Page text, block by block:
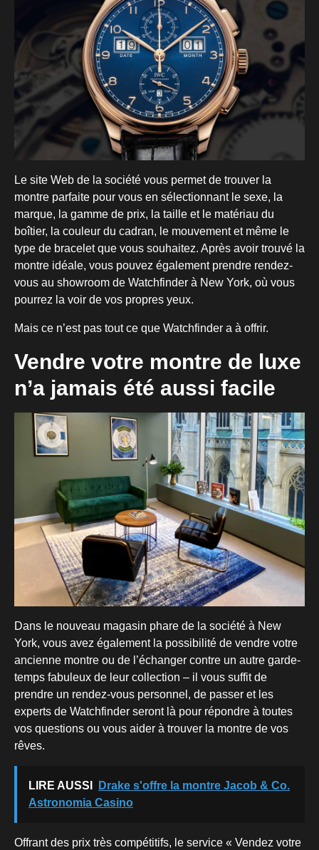
Le site Web de la société vous permet de trouver la
montre parfaite pour vous en sélectionnant le sexe, la
marque, la gamme de prix, la taille et le matériau du
boîtier, la couleur du cadran, le mouvement et même le
type de bracelet que vous souhaitez. Après avoir trouvé la
montre idéale, vous pouvez également prendre rendez-
vous au showroom de Watchfinder à New York, où vous
pourrez la voir de vos propres yeux.
Mais ce n’est pas tout ce que Watchfinder a à offrir.
Vendre votre montre de luxe
n’a jamais été aussi facile
Dans le nouveau magasin phare de la société à New
York, vous avez également la possibilité de vendre votre
ancienne montre ou de l’échanger contre un autre garde-
temps fabuleux de leur collection – il vous suffit de
prendre un rendez-vous personnel, de passer et les
experts de Watchfinder seront là pour répondre à toutes
vos questions ou vous aider à trouver la montre de vos
rêves.
LIRE AUSSI
Drake s'offre la montre Jacob & Co.
Astronomia Casino
Offrant des prix très compétitifs, le service « Vendez votre